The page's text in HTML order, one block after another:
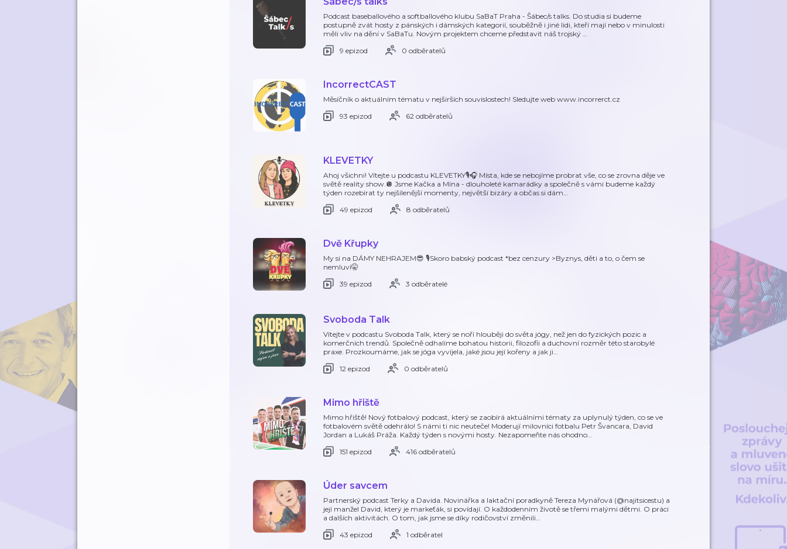
Podcast baseballového a softballového klubu SaBaT Praha - Šábec/s talks. Do studia si budeme
postupně zvát hosty z pánských i dámských kategorií, souběžně i jiné lidi, kteří mají nebo v minulosti
měli vliv na dění v SaBaTu. Novým projektem chceme představit náš trojský …
9 epizod
0 odběratelů
IncorrectCAST
Měsíčník o aktuálním tématu v nejširších souvislostech! Sledujte web www.incorrerct.cz
93 epizod
62 odběratelů
KLEVETKY
Ahoj všichni! Vítejte u podcastu KLEVETKY🎙️🎧 Místa, kde se nebojíme probrat vše, co se zrovna děje ve
světě reality show.🪩 Jsme Kačka a Mína - dlouholeté kamarádky a společně s vámi budeme každý
týden rozebírat ty nejšílenější momenty, největší bizáry a občas si dám…
49 epizod
8 odběratelů
Dvě Křupky
My si na DÁMY NEHRAJEM😎 🎙️Skoro babský podcast *bez cenzury >Byznys, děti a to, o čem se
nemluví🤫
39 epizod
3 odběratelé
Svoboda Talk
Vítejte v podcastu Svoboda Talk, který se noří hlouběji do světa jógy, než jen do fyzických pozic a
komerčních trendů. Společně odhalíme bohatou historii, filozofii a duchovní rozměr této starobylé
praxe. Prozkoumáme, jak se jóga vyvíjela, jaké jsou její kořeny a jak ji…
12 epizod
0 odběratelů
Mimo hřiště
Mimo hřiště! Nový fotbalový podcast, který se zaobírá aktuálními tématy za uplynulý týden, co se ve
fotbalovém světě odehrálo! S námi ti nic neuteče! Moderují milovníci fotbalu Petr Švancara, David
Jordan a Lukáš Práža. Každý týden s novými hosty. Nezapomeňte nás ohodno…
151 epizod
416 odběratelů
Úder savcem
Partnerský podcast Terky a Davida. Novinářka a laktační poradkyně Tereza Mynářová (@najitsicestu) a
její manžel David, který je markeťák, si povídají. O každodenním životě se třemi malými dětmi. O práci
a dalších aktivitách. O tom, jak jsme se díky rodičovství změnili…
43 epizod
1 odběratel